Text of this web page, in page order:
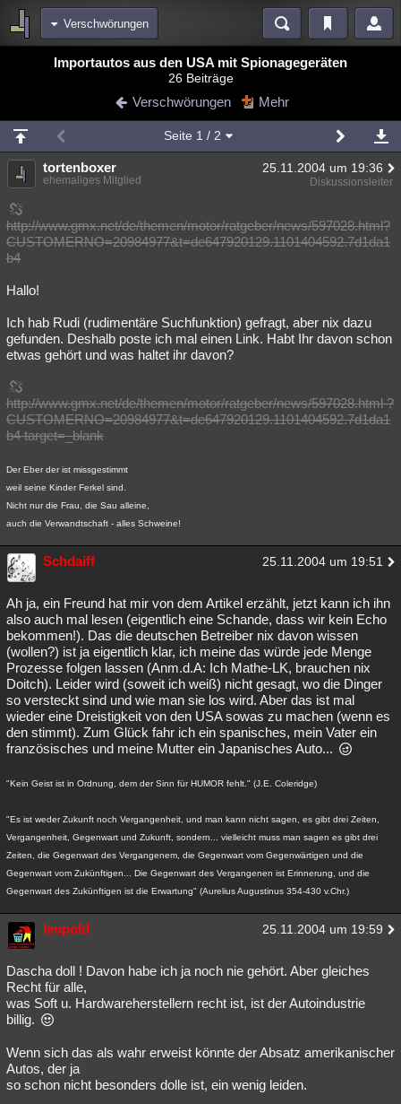
Verschwörungen
Blogs
Chat Wiki Neuigkeiten
meine Rubriken
Menschen Wissenschaft Mystery Kriminalfälle
Spiritualität
Natur Umfragen Unterhaltung
Philosophie
Astronomie Helpdesk Gruppen Gaming Filme
Musik
Übersichten
Besucht Teilgenommen Alle Neue Geschlossen
Importautos aus den USA mit Spionagegeräten
26 Beiträge
Verschwörungen Mehr
Seite 1 / 2
tortenboxer 25.11.2004 um 19:36
ehemaliges Mitglied Diskussionsleiter
http://www.gmx.net/de/themen/motor/ratgeber/news/597028.html?
CUSTOMERNO=20984977&t=de647920129.1101404592.7d1da1
b4
Hallo!
Ich hab Rudi (rudimentäre Suchfunktion) gefragt, aber nix dazu
gefunden. Deshalb poste ich mal einen Link. Habt Ihr davon schon
etwas gehört und was haltet ihr davon?
http://www.gmx.net/de/themen/motor/ratgeber/news/597028.html ?
CUSTOMERNO=20984977&t=de647920129.1101404592.7d1da1
b4 target=_blank
Der Eber der ist missgestimmt
weil seine Kinder Ferkel sind.
Nicht nur die Frau, die Sau alleine,
auch die Verwandtschaft - alles Schweine!
Schdaiff 25.11.2004 um 19:51
Ah ja, ein Freund hat mir von dem Artikel erzählt, jetzt kann ich ihn
also auch mal lesen (eigentlich eine Schande, dass wir kein Echo
bekommen!). Das die deutschen Betreiber nix davon wissen
(wollen?) ist ja eigentlich klar, ich meine das würde jede Menge
Prozesse folgen lassen (Anm.d.A: Ich Mathe-LK, brauchen nix
Doitch). Leider wird (soweit ich weiß) nicht gesagt, wo die Dinger
so versteckt sind und wie man sie los wird. Aber das ist mal
wieder eine Dreistigkeit von den USA sowas zu machen (wenn es
den stimmt). Zum Glück fahr ich ein spanisches, mein Vater ein
französisches und meine Mutter ein Japanisches Auto...
"Kein Geist ist in Ordnung, dem der Sinn für HUMOR fehlt." (J.E. Coleridge)
"Es ist weder Zukunft noch Vergangenheit, und man kann nicht sagen, es gibt drei Zeiten,
Vergangenheit, Gegenwart und Zukunft, sondern... vielleicht muss man sagen es gibt drei
Zeiten, die Gegenwart des Vergangenem, die Gegenwart vom Gegenwärtigen und die
Gegenwart vom Zukünftigen... Die Gegenwart des Vergangenen ist Erinnerung, und die
Gegenwart des Zukünftigen ist die Erwartung" (Aurelius Augustinus 354-430 v.Chr.)
leopold 25.11.2004 um 19:59
Dascha doll ! Davon habe ich ja noch nie gehört. Aber gleiches
Recht für alle,
was Soft u. Hardwareherstellern recht ist, ist der Autoindustrie
billig.
Wenn sich das als wahr erweist könnte der Absatz amerikanischer
Autos, der ja
so schon nicht besonders dolle ist, ein wenig leiden.